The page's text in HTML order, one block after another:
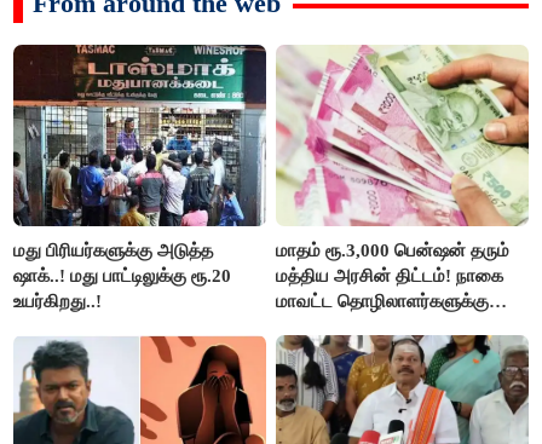
மது பிரியர்களுக்கு அடுத்த
ஷாக்..! மது பாட்டிலுக்கு ரூ.20
உயர்கிறது..!
மாதம் ரூ.3,000 பென்ஷன் தரும்
மத்திய அரசின் திட்டம்! நாகை
மாவட்ட தொழிலாளர்களுக்கு
செய்தி!